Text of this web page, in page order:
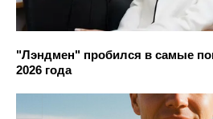
"Лэндмен" пробился в самые
2026 года